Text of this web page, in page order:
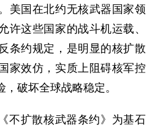
美国在北约无核武器国家领
许这些国家的战斗机运载、
条约规定，是明显的核扩散
家效仿，实质上阻碍核军控
破坏全球战略稳定。
不扩散核武器条约》为基石